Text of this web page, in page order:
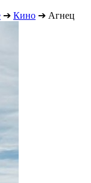
➔ Кино ➔ Агнец